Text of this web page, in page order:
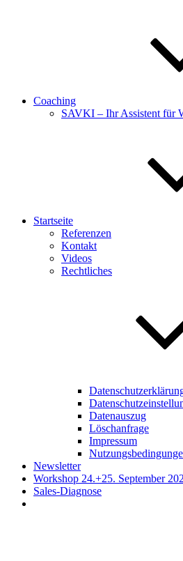
Coaching
SAVKI – Ihr Assistent für
Startseite
Referenzen
Kontakt
Videos
Rechtliches
Datenauszug
Löschanfrage
Impressum
Newsletter
Workshop 24.+25. September
Sales-Diagnose